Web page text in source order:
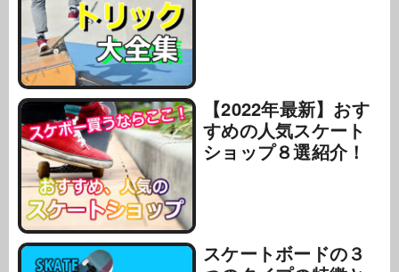
【2022年最新】おす
すめの人気スケート
ショップ８選紹介！
スケートボードの３